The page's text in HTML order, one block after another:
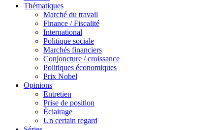
Thématiques
Marché du travail
Finance / Fiscalité
International
Politique sociale
Marchés financiers
Conjoncture / croissance
Politiques économiques
Prix Nobel
Opinions
Entretien
Prise de position
Éclairage
Un certain regard